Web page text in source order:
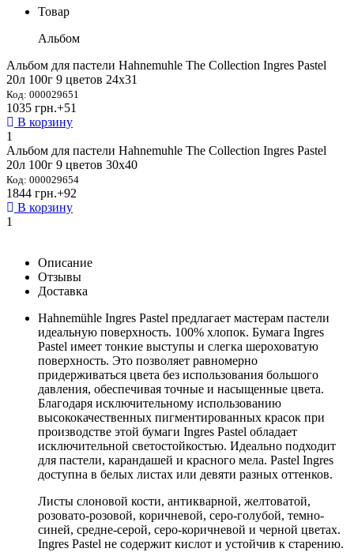
Товар
Альбом
Альбом для пастели Hahnemuhle The Collection Ingres Pastel
20л 100г 9 цветов 24х31
Код: 000029651
1035 грн.+51
В корзину
1
Альбом для пастели Hahnemuhle The Collection Ingres Pastel
20л 100г 9 цветов 30х40
Код: 000029654
1844 грн.+92
В корзину
1
Описание
Отзывы
Доставка
Hahnemühle Ingres Pastel предлагает мастерам пастели
идеальную поверхность. 100% хлопок. Бумага Ingres
Pastel имеет тонкие выступы и слегка шероховатую
поверхность. Это позволяет равномерно
придерживаться цвета без использования большого
давления, обеспечивая точные и насыщенные цвета.
Благодаря исключительному использованию
высококачественных пигментированных красок при
производстве этой бумаги Ingres Pastel обладает
исключительной светостойкостью. Идеально подходит
для пастели, карандашей и красного мела. Pastel Ingres
доступна в белых листах или девяти разных оттенков.
Листы слоновой кости, антикварной, желтоватой,
розовато-розовой, коричневой, серо-голубой, темно-
синей, средне-серой, серо-коричневой и черной цветах.
Ingres Pastel не содержит кислот и устойчив к старению.